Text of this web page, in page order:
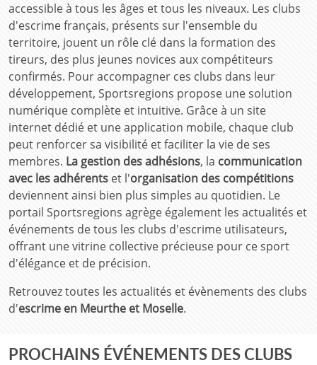
accessible à tous les âges et tous les niveaux. Les clubs
d'escrime français, présents sur l'ensemble du
territoire, jouent un rôle clé dans la formation des
tireurs, des plus jeunes novices aux compétiteurs
confirmés. Pour accompagner ces clubs dans leur
développement, Sportsregions propose une solution
numérique complète et intuitive. Grâce à un site
internet dédié et une application mobile, chaque club
peut renforcer sa visibilité et faciliter la vie de ses
membres. La gestion des adhésions, la communication
avec les adhérents et l'organisation des compétitions
deviennent ainsi bien plus simples au quotidien. Le
portail Sportsregions agrège également les actualités et
événements de tous les clubs d'escrime utilisateurs,
offrant une vitrine collective précieuse pour ce sport
d'élégance et de précision.
Retrouvez toutes les actualités et évènements des clubs
d'escrime en Meurthe et Moselle.
PROCHAINS ÉVÉNEMENTS DES CLUBS